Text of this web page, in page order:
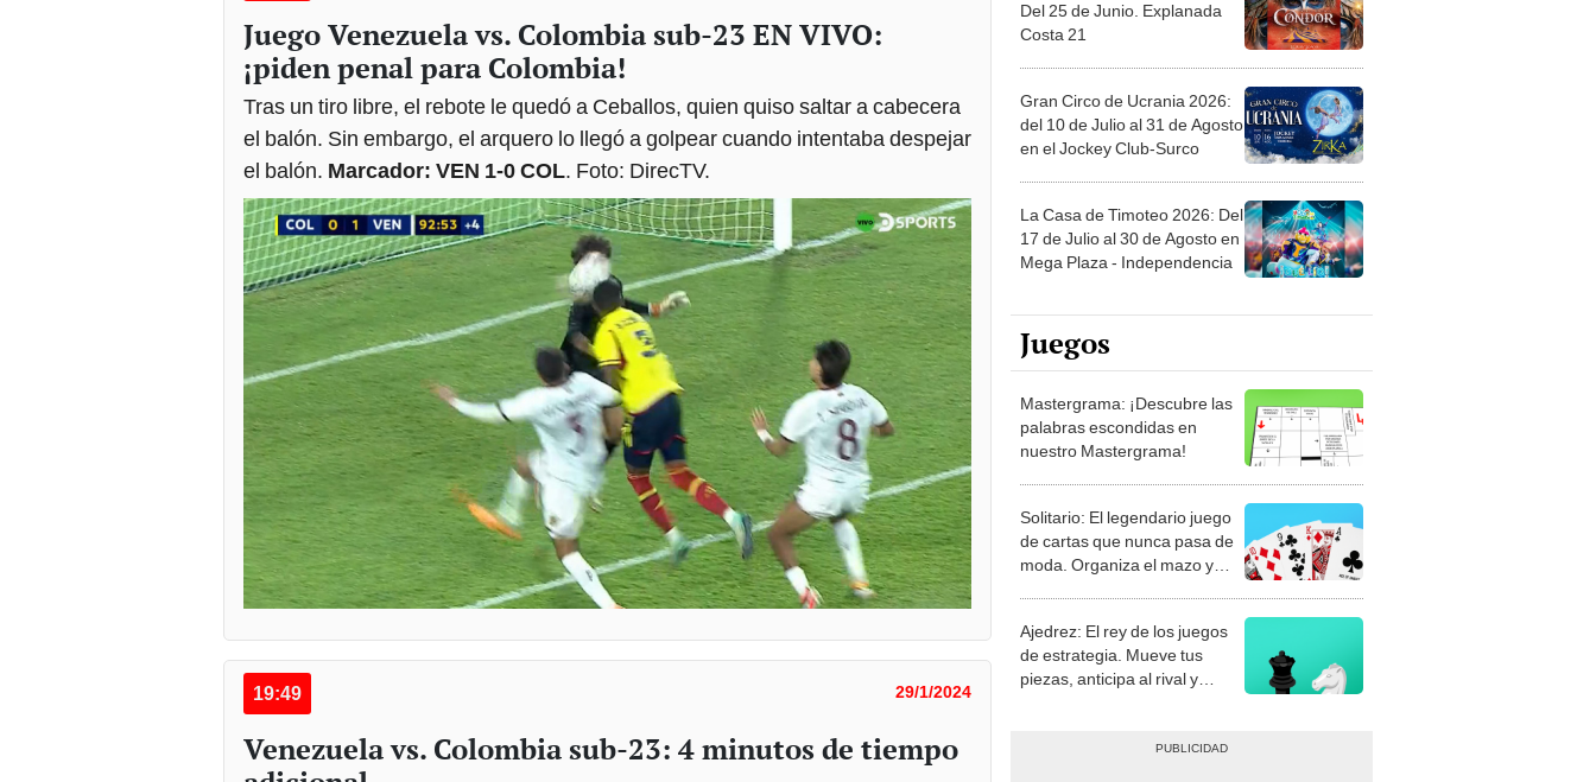
Juego Venezuela vs. Colombia sub-23 EN VIVO:
¡piden penal para Colombia!
Tras un tiro libre, el rebote le quedó a Ceballos, quien quiso saltar a cabecera
el balón. Sin embargo, el arquero lo llegó a golpear cuando intentaba despejar
el balón. Marcador: VEN 1-0 COL. Foto: DirecTV.
19:49 29/1/2024
Venezuela vs. Colombia sub-23: 4 minutos de tiempo
Del 25 de Junio. Explanada
Costa 21
Gran Circo de Ucrania 2026:
del 10 de Julio al 31 de Agosto
en el Jockey Club-Surco
La Casa de Timoteo 2026: Del
17 de Julio al 30 de Agosto en
Mega Plaza - Independencia
Juegos
Mastergrama: ¡Descubre las
palabras escondidas en
nuestro Mastergrama!
Solitario: El legendario juego
de cartas que nunca pasa de
moda. Organiza el mazo y
Ajedrez: El rey de los juegos
de estrategia. Mueve tus
piezas, anticipa al rival y